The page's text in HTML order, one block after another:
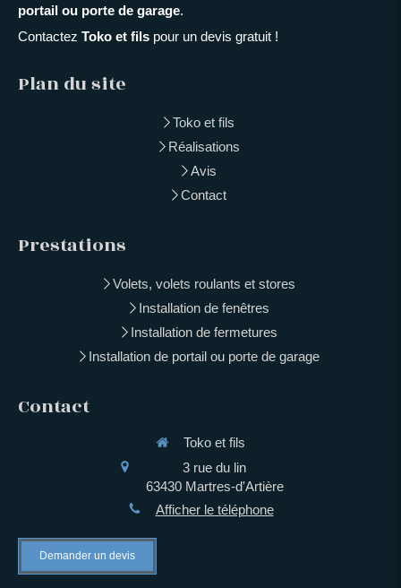
portail ou porte de garage.
Contactez Toko et fils pour un devis gratuit !
Plan du site
Toko et fils
Réalisations
Avis
Contact
Prestations
Volets, volets roulants et stores
Installation de fenêtres
Installation de fermetures
Installation de portail ou porte de garage
Contact
Toko et fils
3 rue du lin
63430 Martres-d'Artière
Afficher le téléphone
Demander un devis